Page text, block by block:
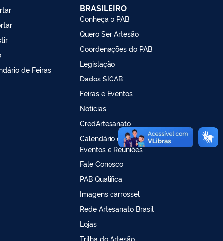
de Feiras
BRASILEIRO
Conheça o PAB
Quero Ser Artesão
Coordenações do PAB
Legislação
Dados SICAB
Feiras e Eventos
Notícias
CredArtesanato
Calendário de Feiras,
Eventos e Reuniões
Fale Conosco
PAB Qualifica
Imagens carrossel
Rede Artesanato Brasil
Lojas
Trilha do Artesão